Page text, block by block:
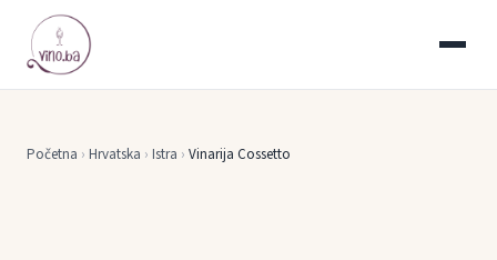
Početna › Hrvatska › Istra › Vinarija Cossetto